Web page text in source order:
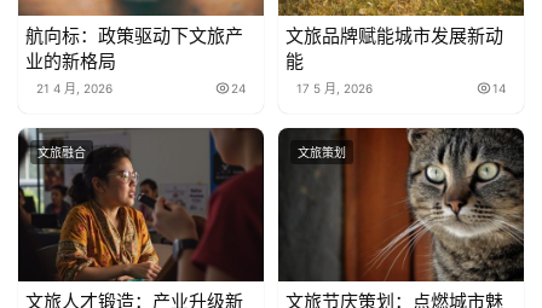
航向标：政策驱动下文旅产
业的新格局
21 4 月, 2026 24
文旅品牌赋能城市发展新动
能
17 5 月, 2026 14
文旅融合
文旅人才锻造：产业升级新
文旅策划
文旅节庆策划：点燃城市魅